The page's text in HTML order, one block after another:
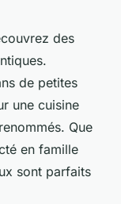
des
de petites
une cuisine
Que
en famille
sont parfaits